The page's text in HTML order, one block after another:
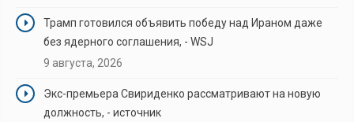
Трамп готовился объявить победу над Ираном даже
без ядерного соглашения, - WSJ
9 августа, 2026
Экс-премьера Свириденко рассматривают на новую
должность, - источник